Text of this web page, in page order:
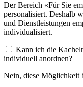
Der Bereich «Für Sie
personalisiert. Deshalb
und Dienstleistungen
individualisiert.
Kann ich die
individuell anordnen?
Nein, diese Möglichkeit